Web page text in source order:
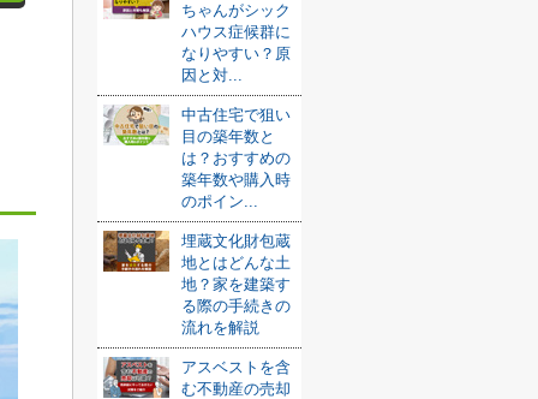
ちゃんがシック
ハウス症候群に
なりやすい？原
因と対...
中古住宅で狙い
目の築年数と
は？おすすめの
築年数や購入時
のポイン...
埋蔵文化財包蔵
地とはどんな土
地？家を建築す
る際の手続きの
流れを解説
アスベストを含
む不動産の売却